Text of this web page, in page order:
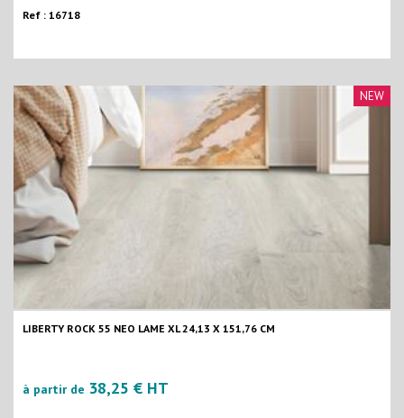
Ref : 16718
LIBERTY ROCK 55 NEO LAME XL 24,13 X 151,76 CM
à partir de 38,25 € HT
NEW